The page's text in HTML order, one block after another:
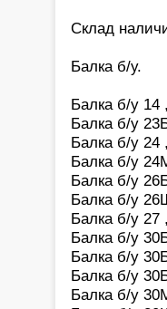
Склад
Балка б/у.
Балка б/у
Балка б/у
Балка б/у
Балка б/у
Балка б/у
Балка б/у
Балка б/у
Балка б/у
Балка б/у
Балка б/у
Балка б/у